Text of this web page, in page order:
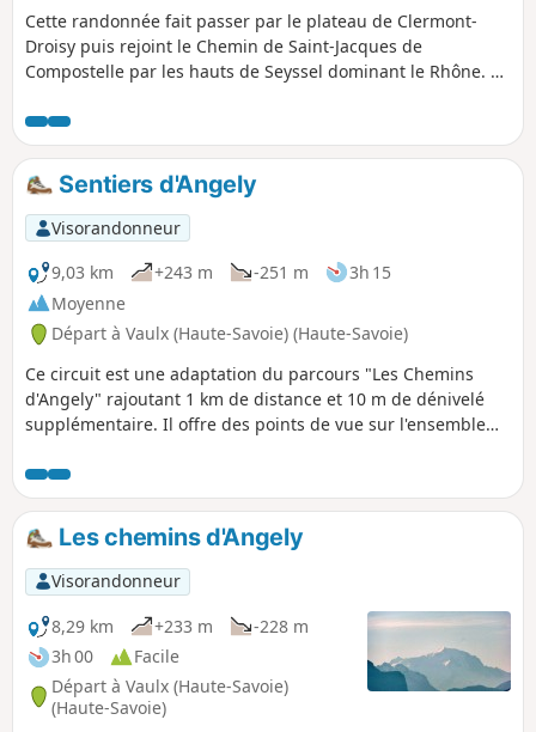
Cette randonnée fait passer par le plateau de Clermont-
Droisy puis rejoint le Chemin de Saint-Jacques de
Compostelle par les hauts de Seyssel dominant le Rhône. La
l'albanais n'est peut-être pas aussi jolie que celle côté
Rhône mais elle permet de situer les nombreux villages de
la région.Sentiers d'Angely
Visorandonneur
9,03 km
+243 m -251 m
3h 15
Moyenne
Départ à Vaulx (Haute-Savoie) (Haute-Savoie)
Ce circuit est une adaptation du parcours "Les Chemins
d'Angely" rajoutant 1 km de distance et 10 m de dénivelé
supplémentaire. Il offre des points de vue sur l'ensemble
Chartreuse et Belledonne, comme un 360°. Et par temps
clair, le Mont Blanc veille sur toute votre trace.
Les chemins d'Angely
Visorandonneur
8,29 km
+233 m
-228 m
3h 00
Facile
Départ à Vaulx (Haute-Savoie)
(Haute-Savoie)